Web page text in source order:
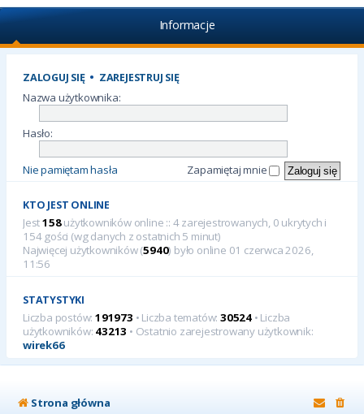
Informacje
ZALOGUJ SIĘ• ZAREJESTRUJ SIĘ
Nazwa użytkownika:
Hasło:
Nie pamiętam hasła Zapamiętaj mnie
KTO JEST ONLINE
Jest158użytkowników online :: 4 zarejestrowanych, 0 ukrytych i
154 gości (wg danych z ostatnich 5 minut)
Najwięcej użytkowników (5940) było online 01 czerwca 2026,
11:56
STATYSTYKI
Liczba postów: 191973 • Liczba tematów:30524 • Liczba
użytkowników: 43213 • Ostatnio zarejestrowany użytkownik:
wirek66
Strona główna